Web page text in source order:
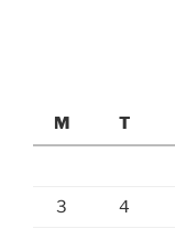
M
T
3 4